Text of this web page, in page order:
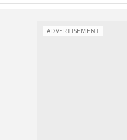
ADVERTISEMENT